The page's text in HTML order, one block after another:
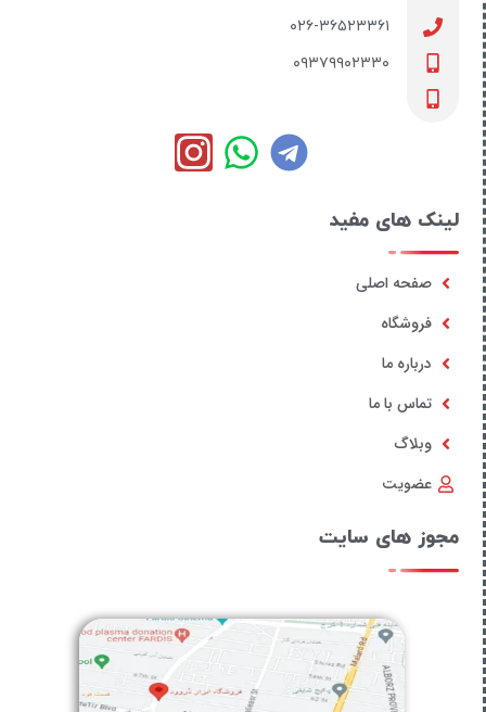
۰۲۶-۳۶۵۲۳۳۶۱
۰۹۳۷۹۹۰۲۳۳۰
لینک های مفید
صفحه اصلی
فروشگاه
درباره ما
تماس با ما
وبلاگ
عضویت
مجوز های سایت